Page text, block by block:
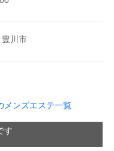
川市
メンズエステ一覧
す